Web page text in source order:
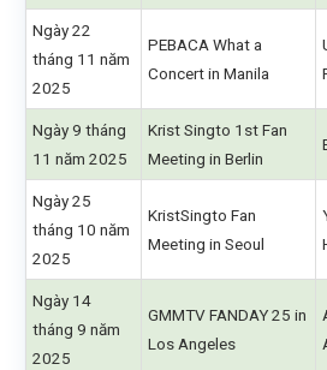
Ngày 22
tháng 11 năm
2025
PEBACA What a
Concert in Manila
Ngày 9 tháng
11 năm 2025
Krist Singto 1st Fan
Meeting in Berlin
Ngày 25
tháng 10 năm
2025
KristSingto Fan
Meeting in Seoul
Ngày 14
tháng 9 năm
2025
GMMTV FANDAY 25 in
Los Angeles